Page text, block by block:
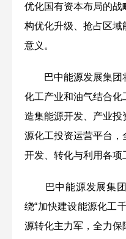
优化国有资本布局的
构优化升级、抢占区
意义。
巴中能源发展集团
化工产业和油气结合
造集能源开发、产业
源化工投资运营平台，
开发、转化与利用各项
巴中能源发展集团
绕“加快建设能源化工
源转化主力军，全力